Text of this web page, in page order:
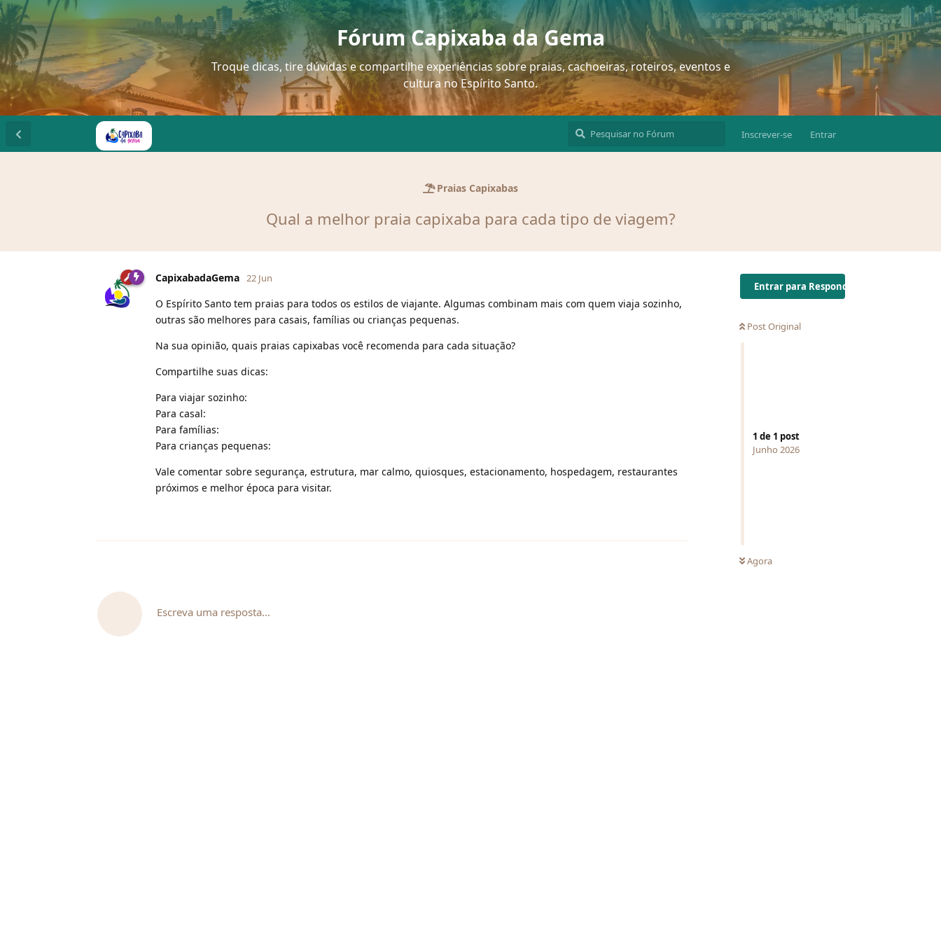
Fórum Capixaba da Gema
Troque dicas, tire dúvidas e compartilhe experiências sobre praias, cachoeiras, roteiros, eventos e
cultura no Espírito Santo.
Inscrever-se Entrar
Praias Capixabas
Qual a melhor praia capixaba para cada tipo de viagem?
Entrar para Responder
Post Original
1 de 1 post
Junho 2026
Agora
CapixabadaGema 22 Jun
O Espírito Santo tem praias para todos os estilos de viajante. Algumas combinam mais com quem viaja sozinho,
outras são melhores para casais, famílias ou crianças pequenas.
Na sua opinião, quais praias capixabas você recomenda para cada situação?
Compartilhe suas dicas:
Para viajar sozinho:
Para casal:
Para famílias:
Para crianças pequenas:
Vale comentar sobre segurança, estrutura, mar calmo, quiosques, estacionamento, hospedagem, restaurantes
próximos e melhor época para visitar.
Escreva uma resposta...